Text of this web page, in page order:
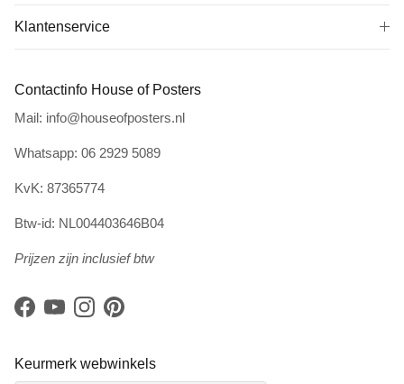
Klantenservice
Contactinfo House of Posters
Mail: info@houseofposters.nl
Whatsapp: 06 2929 5089
KvK: 87365774
Btw-id: NL004403646B04
Prijzen zijn inclusief btw
Facebook
YouTubeInstagramPinterest
Keurmerk webwinkels